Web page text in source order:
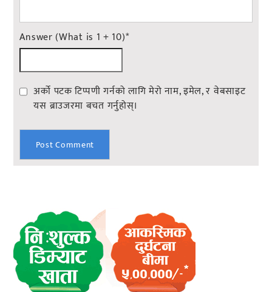
Answer (What is 1 + 10)*
अर्को पटक टिप्पणी गर्नको लागि मेरो नाम, इमेल, र वेबसाइट
यस ब्राउजरमा बचत गर्नुहोस्।